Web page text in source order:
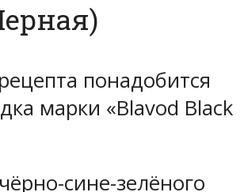
понадобится
марки «Blavod Black
сине-зелёного